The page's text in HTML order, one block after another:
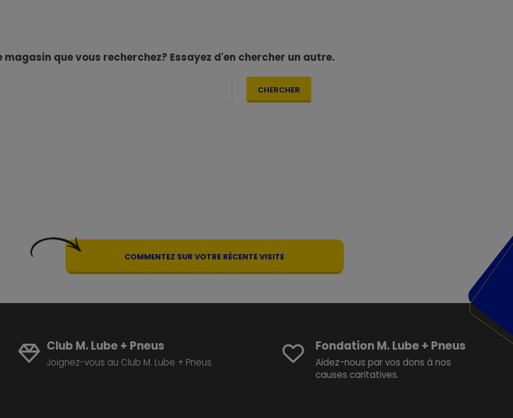
magasin que vous recherchez? Essayez d'en chercher un autre.
CHERCHER
COMMENTEZ SUR VOTRE RÉCENTE VISITE
Club M. Lube + Pneus
Joignez-vous au Club M. Lube + Pneus
Fondation M. Lube + Pneus
Aidez-nous par vos dons à nos
causes caritatives.